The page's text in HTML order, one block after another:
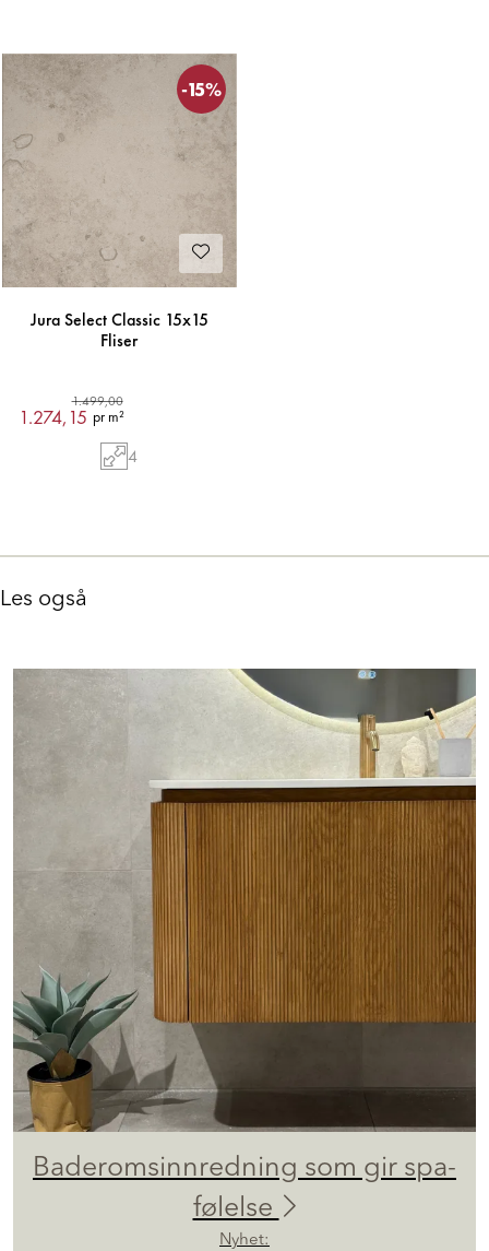
-15%
Jura Select Classic 15x15
Fliser
1.499,00
1.274,15 pr m²
4
Les også
Baderomsinnredning som gir spa-
følelse
Nyhet: